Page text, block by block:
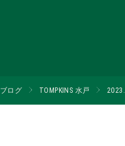
ブログ TOMPKINS 水戸